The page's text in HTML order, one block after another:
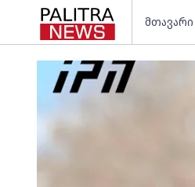
მთავარი